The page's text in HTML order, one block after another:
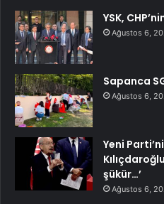
YSK,
Ağustos 6,
Sapanca
Ağustos 6,
Yeni
şükür…’
Ağustos 6,